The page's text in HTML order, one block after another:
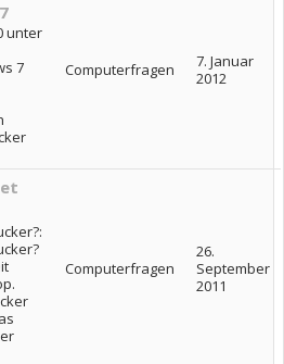
unter
7
Computerfragen
7. Januar
2012
Computerfragen
26.
September
2011